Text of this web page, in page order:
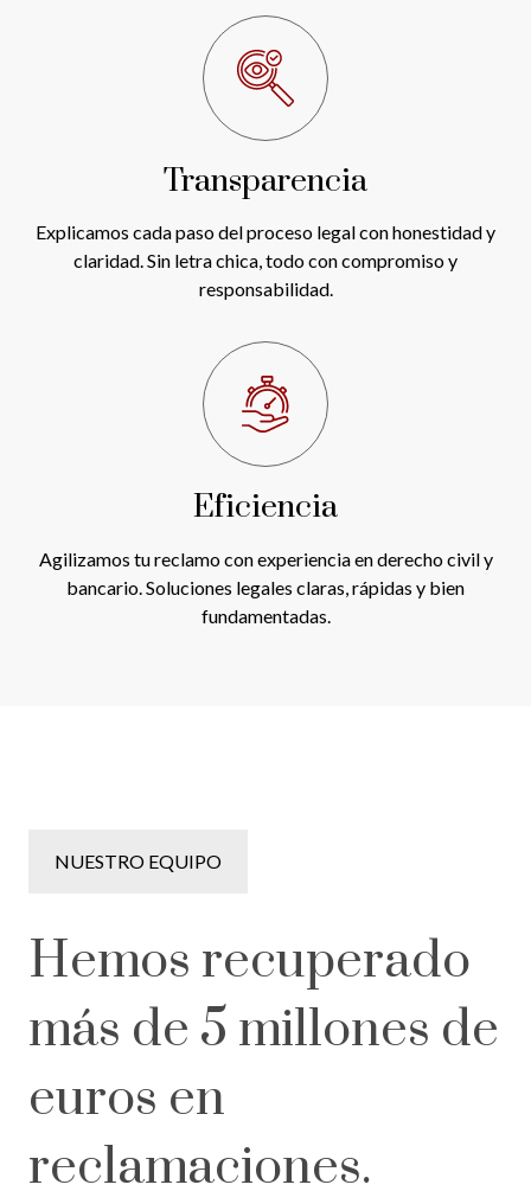
Transparencia
Explicamos cada paso del proceso legal con honestidad y
claridad. Sin letra chica, todo con compromiso y
responsabilidad.
Eficiencia
Agilizamos tu reclamo con experiencia en derecho civil y
bancario. Soluciones legales claras, rápidas y bien
fundamentadas.
NUESTRO EQUIPO
Hemos recuperado
más de 5 millones de
euros en
reclamaciones.